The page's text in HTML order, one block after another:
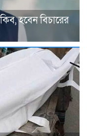
হবেন বিচারের